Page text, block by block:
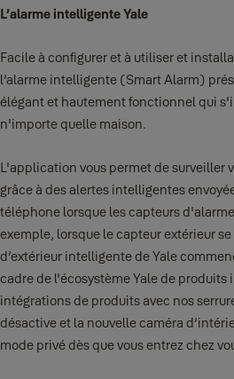
L’alarme intelligente Yale
Facile à configurer et à utiliser et
l’alarme intelligente (Smart Alarm)
élégant et hautement fonctionnel qui
n'importe quelle maison.
L'application vous permet de surveiller
grâce à des alertes intelligentes
téléphone lorsque les capteurs
exemple, lorsque le capteur extérieur
d’extérieur intelligente de Yale
cadre de l'écosystème Yale de
intégrations de produits avec nos
désactive et la nouvelle caméra
mode privé dès que vous entrez chez